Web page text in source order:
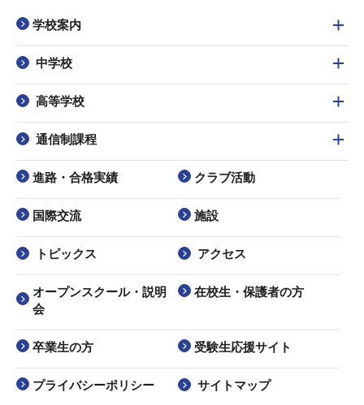
学校案内
中学校
高等学校
通信制課程
進路・合格実績 クラブ活動
国際交流 施設
トピックス アクセス
オープンスクール・説明
会
在校生・保護者の方
卒業生の方 受験生応援サイト
プライバシーポリシー サイトマップ